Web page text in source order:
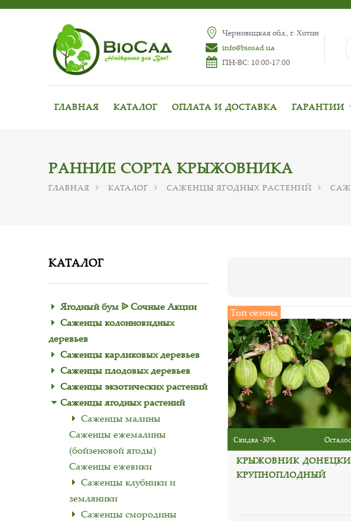
Черновицкая обл., г. Хотин
info@biosad.ua
ПН-ВС: 10:00-17:00
ГЛАВНАЯ КАТАЛОГ ОПЛАТА И ДОСТАВКА ГАРАНТИИ
РАННИЕ СОРТА КРЫЖОВНИКА
ГЛАВНАЯ КАТАЛОГ САЖЕНЦЫ ЯГОДНЫХ РАСТЕНИЙ
КАТАЛОГ
Ягодный бум ᐉ Сочные Акции
Саженцы колонновидных
деревьев
Саженцы карликовых деревьев
Саженцы плодовых деревьев
Саженцы экзотических растений
Саженцы ягодных растений
Саженцы малины
Саженцы ежемалины
(бойзеновой ягоды)
Саженцы ежевики
Саженцы клубники и
земляники
Саженцы смородины
Топ сезона
Скидка -30%
КРЫЖОВНИК
КРУПНОПЛОДНЫЙ